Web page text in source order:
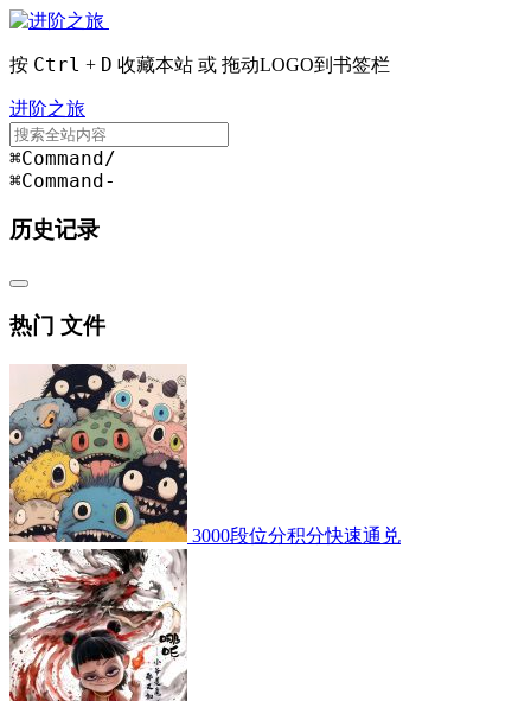
按 Ctrl + D 收藏本站 或 拖动LOGO到书签栏
进阶之旅
⌘Command/
⌘Command-
历史记录
热门 文件
3000段位分积分快速通兑